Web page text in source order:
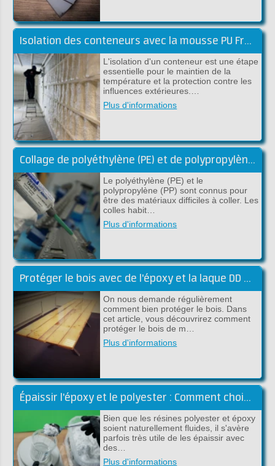
Isolation des conteneurs avec la mousse PU Froth-Pak
L'isolation d'un conteneur est une étape
essentielle pour le maintien de la
température et la protection contre les
influences extérieures.…
Plus d'informations
Collage de polyéthylène (PE) et de polypropylène (PP)
Le polyéthylène (PE) et le
polypropylène (PP) sont connus pour
être des matériaux difficiles à coller. Les
colles habit…
Plus d'informations
Protéger le bois avec de l'époxy et la laque DD Lak
On nous demande régulièrement
comment bien protéger le bois. Dans
cet article, vous découvrirez comment
protéger le bois de m…
Plus d'informations
Épaissir l'époxy et le polyester : Comment choisir la bonne charge !
Bien que les résines polyester et époxy
soient naturellement fluides, il s'avère
parfois très utile de les épaissir avec
des…
Plus d'informations